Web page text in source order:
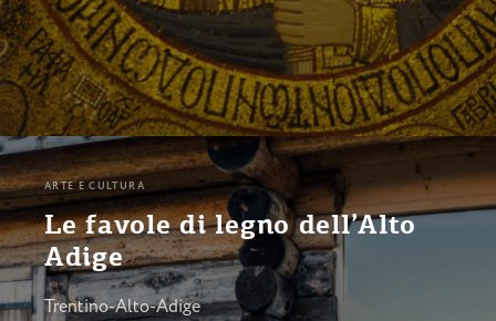
ARTE E CULTURA
Le favole di legno dell’Alto
Adige
Trentino-Alto-Adige